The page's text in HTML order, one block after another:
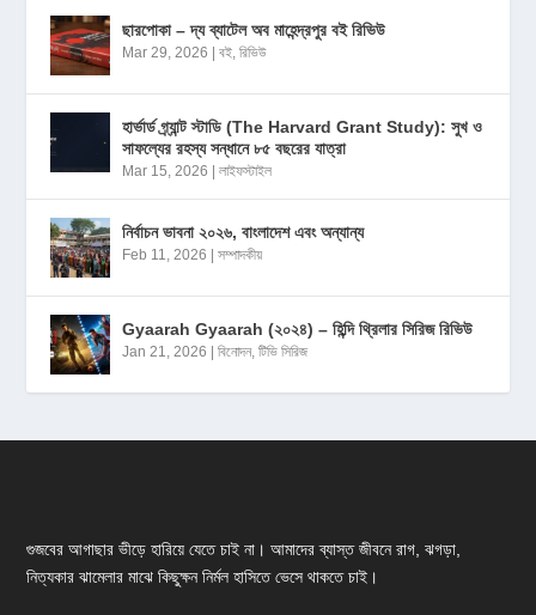
ছারপোকা – দ্য ব্যাটেল অব মাহেন্দ্রপুর বই রিভিউ
Mar 29, 2026 |বই ,রিভিউ
হার্ভার্ড গ্র্যান্ট স্টাডি (The Harvard Grant Study): সুখ ও
সাফল্যের রহস্য সন্ধানে ৮৫ বছরের যাত্রা
Mar 15, 2026 |লাইফস্টাইল
নির্বাচন ভাবনা ২০২৬, বাংলাদেশ এবং অন্যান্য
Feb 11, 2026 |সম্পাদকীয়
Gyaarah Gyaarah (২০২৪) – হিন্দি থ্রিলার সিরিজ রিভিউ
Jan 21, 2026 |বিনোদন,টিভি সিরিজ
গুজবের আগাছার ভীড়ে হারিয়ে যেতে চাই না। আমাদের ব্যাস্ত জীবনে রাগ, ঝগড়া,
নিত্যকার ঝামেলার মাঝে কিছুক্ষন নির্মল হাসিতে ভেসে থাকতে চাই।